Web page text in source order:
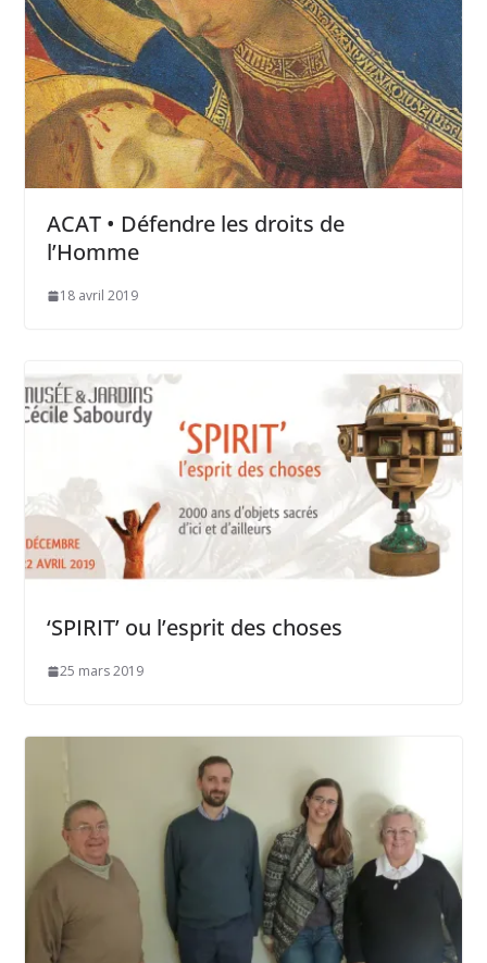
ACAT • Défendre les droits de
l’Homme
18 avril 2019
‘SPIRIT’ ou l’esprit des choses
25 mars 2019